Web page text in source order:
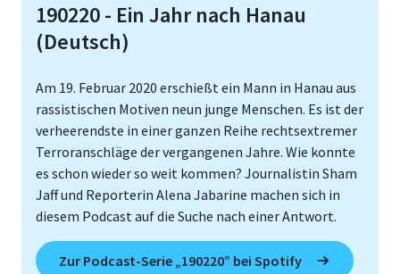
190220 - Ein Jahr nach Hanau
(Deutsch)
Am 19. Februar 2020 erschießt ein Mann in Hanau aus
rassistischen Motiven neun junge Menschen. Es ist der
verheerendste in einer ganzen Reihe rechtsextremer
Terroranschläge der vergangenen Jahre. Wie konnte
es schon wieder so weit kommen? Journalistin Sham
Jaff und Reporterin Alena Jabarine machen sich in
diesem Podcast auf die Suche nach einer Antwort.
Zur Podcast-Serie „190220” bei Spotify